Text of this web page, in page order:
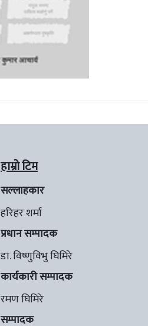
हाम्रो टिम
सल्लाहकार
हरिहर शर्मा
प्रधान सम्पादक
डा. विष्णुविभु घिमिरे
कार्यकारी सम्पादक
रमण घिमिरे
सम्पादक